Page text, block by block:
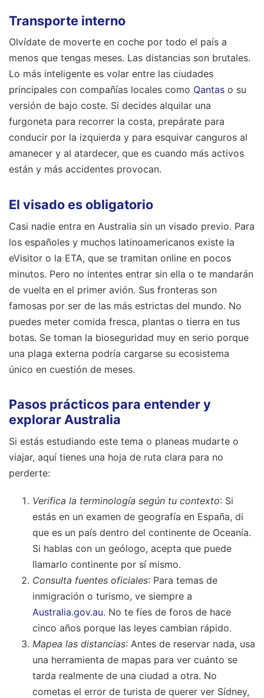
Transporte interno
Olvídate de moverte en coche por todo el país a
menos que tengas meses. Las distancias son brutales.
Lo más inteligente es volar entre las ciudades
principales con compañías locales como Qantas o su
versión de bajo coste. Si decides alquilar una
furgoneta para recorrer la costa, prepárate para
conducir por la izquierda y para esquivar canguros al
amanecer y al atardecer, que es cuando más activos
están y más accidentes provocan.
El visado es obligatorio
Casi nadie entra en Australia sin un visado previo. Para
los españoles y muchos latinoamericanos existe la
eVisitor o la ETA, que se tramitan online en pocos
minutos. Pero no intentes entrar sin ella o te mandarán
de vuelta en el primer avión. Sus fronteras son
famosas por ser de las más estrictas del mundo. No
puedes meter comida fresca, plantas o tierra en tus
botas. Se toman la bioseguridad muy en serio porque
una plaga externa podría cargarse su ecosistema
único en cuestión de meses.
Pasos prácticos para entender y
explorar Australia
Si estás estudiando este tema o planeas mudarte o
viajar, aquí tienes una hoja de ruta clara para no
perderte:
Verifica la terminología según tu contexto: Si
estás en un examen de geografía en España, di
que es un país dentro del continente de Oceanía.
Si hablas con un geólogo, acepta que puede
llamarlo continente por sí mismo.
Consulta fuentes oficiales: Para temas de
inmigración o turismo, ve siempre a
Australia.gov.au. No te fíes de foros de hace
cinco años porque las leyes cambian rápido.
Mapea las distancias: Antes de reservar nada, usa
una herramienta de mapas para ver cuánto se
tarda realmente de una ciudad a otra. No
cometas el error de turista de querer ver Sídney,